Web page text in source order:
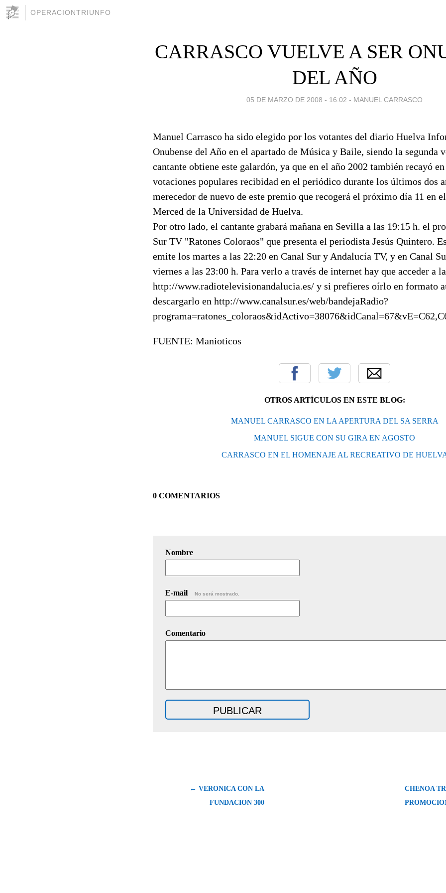
OPERACIONTRIUNFO
CARRASCO VUELVE A SER
DEL AÑO
05 DE MARZO DE 2008 - 16:02 - MANUEL CARRASCO
Manuel Carrasco ha sido elegido por los votantes del diario Huelva
Onubense del Año en el apartado de Música y Baile, siendo la segunda
cantante obtiene este galardón, ya que en el año 2002 también recayó
votaciones populares recibidad en el periódico durante los últimos dos
merecedor de nuevo de este premio que recogerá el próximo día 11 en
Merced de la Universidad de Huelva.
Por otro lado, el cantante grabará mañana en Sevilla a las 19:15 h. el
Sur TV "Ratones Coloraos" que presenta el periodista Jesús Quintero.
emite los martes a las 22:20 en Canal Sur y Andalucía TV, y en Canal
viernes a las 23:00 h. Para verlo a través de internet hay que acceder a
http://www.radiotelevisionandalucia.es/ y si prefieres oírlo en formato
descargarlo en http://www.canalsur.es/web/bandejaRadio?
FUENTE: Manioticos
OTROS ARTÍCULOS EN ESTE BLOG:
MANUEL CARRASCO EN LA APERTURA DEL SA SERRA
MANUEL SIGUE CON SU GIRA EN AGOSTO
CARRASCO EN EL HOMENAJE AL RECREATIVO DE
0 COMENTARIOS
Nombre
E-mail No será mostrado.
Comentario
← VERONICA CON LA
FUNDACION 300
CHENOA